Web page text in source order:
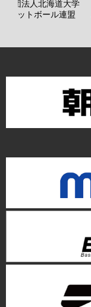
社団法人北海道大学
ケットボール連盟